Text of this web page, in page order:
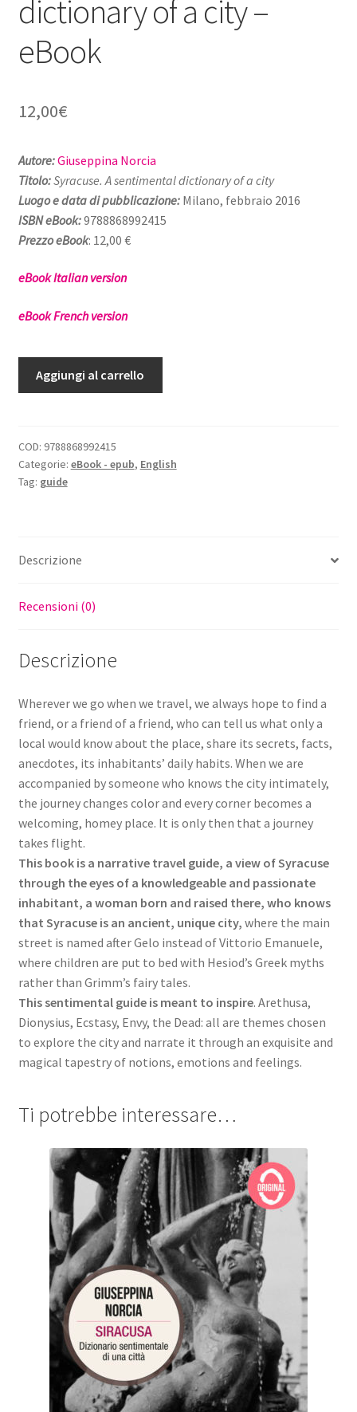
dictionary of a city –
eBook
12,00€
Autore:Giuseppina Norcia
Titolo:Syracuse. A sentimental dictionary of a city
Luogo e data di pubblicazione:Milano, febbraio 2016
ISBN eBook:9788868992415
Prezzo eBook: 12,00 €
eBook Italian version
eBook French version
of
a
city
Aggiungi al carrello
COD: 9788868992415
Categorie: eBook - epub, English
Tag: guide
Descrizione
Recensioni (0)
Descrizione
Wherever we go when we travel, we always hope to find a
friend, or a friend of a friend, who can tell us what only a
local would know about the place, share its secrets, facts,
anecdotes, its inhabitants’ daily habits. When we are
accompanied by someone who knows the city intimately,
the journey changes color and every corner becomes a
welcoming, homey place. It is only then that a journey
takes flight.
This book is a narrative travel guide, a view of Syracuse
through the eyes of a knowledgeable and passionate
inhabitant, a woman born and raised there, who knows
that Syracuse is an ancient, unique city, where the main
street is named after Gelo instead of Vittorio Emanuele,
where children are put to bed with Hesiod’s Greek myths
rather than Grimm’s fairy tales.
This sentimental guide is meant to inspire. Arethusa,
Dionysius, Ecstasy, Envy, the Dead: all are themes chosen
to explore the city and narrate it through an exquisite and
magical tapestry of notions, emotions and feelings.
Ti potrebbe interessare…